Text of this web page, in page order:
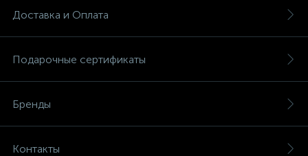
Доставка и Оплата
Подарочные сертификаты
Бренды
Контакты